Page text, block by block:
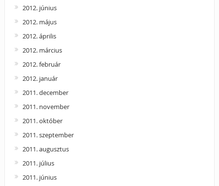
2012. június
2012. május
2012. április
2012. március
2012. február
2012. január
2011. december
2011. november
2011. október
2011. szeptember
2011. augusztus
2011. július
2011. június